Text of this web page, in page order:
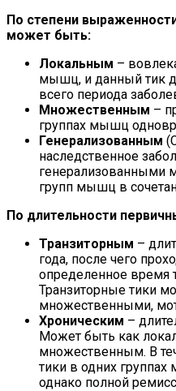
По степени
может быть:
Локальным –
мышц, и данный тик
всего периода
Множественным –
группах мышц
Генерализованным
наследственное
генерализованными
групп мышц в
По длительности
Транзиторным –
года, после чего
определенное время
Транзиторные тики
множественными,
Хроническим –
Может быть как
множественным. В
тики в одних
однако полной